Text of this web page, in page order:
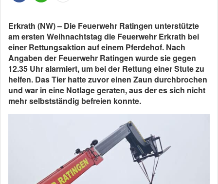
Erkrath (NW) – Die Feuerwehr Ratingen unterstützte
am ersten Weihnachtstag die Feuerwehr Erkrath bei
einer Rettungsaktion auf einem Pferdehof. Nach
Angaben der Feuerwehr Ratingen wurde sie gegen
12.35 Uhr alarmiert, um bei der Rettung einer Stute zu
helfen. Das Tier hatte zuvor einen Zaun durchbrochen
und war in eine Notlage geraten, aus der es sich nicht
mehr selbstständig befreien konnte.